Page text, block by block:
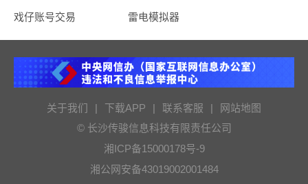
戏仔账号交易 雷电模拟器
关于我们 | 下载APP | 联系客服 |
网站地图
© 长沙传骏信息科技有限责任公司
湘ICP备15000178号-9
湘公网安备43019002001484